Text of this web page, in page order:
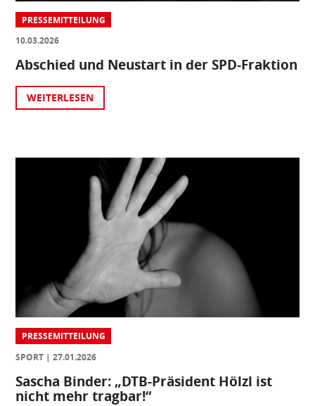
PRESSEMITTEILUNG
10.03.2026
Abschied und Neustart in der SPD-Fraktion
WEITERLESEN
PRESSEMITTEILUNG
SPORT
27.01.2026
Sascha Binder: „DTB-Präsident Hölzl ist
nicht mehr tragbar!“